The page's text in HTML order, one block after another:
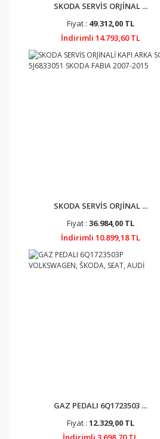
SKODA SERVİS ORJİNAL ...
Fiyat : 49.312,00 TL
İndirimli 14.793,60 TL
SKODA SERVİS ORJİNAL ...
Fiyat : 36.984,00 TL
İndirimli 10.899,18 TL
GAZ PEDALI 6Q1723503 ...
Fiyat : 12.329,00 TL